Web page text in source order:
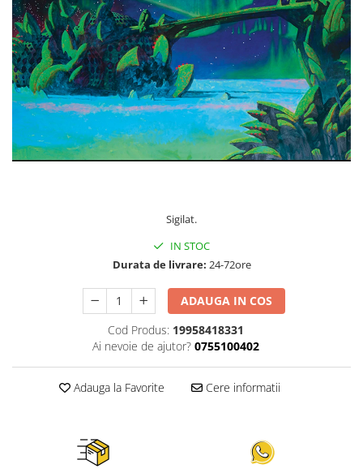
Viniluri Românești
Colecția Electrecord
Sigilat.
IN STOC
Durata de livrare: 24-72ore
ADAUGA IN COS
Cod Produs: 19958418331
Ai nevoie de ajutor? 0755100402
Adauga la Favorite Cere informatii